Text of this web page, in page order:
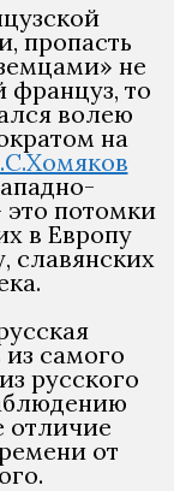
пропасть
не
француз, то
волею
на
это потомки
в Европу
славянских
самого
русского
отличие
от